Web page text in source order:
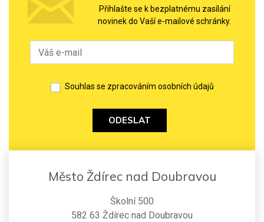
Přihlašte se k bezplatnému zasílání
novinek do Vaší e-mailové schránky.
Souhlas se zpracováním osobních údajů
ODESLAT
Město Ždírec nad Doubravou
Školní 500
582 63 Ždírec nad Doubravou